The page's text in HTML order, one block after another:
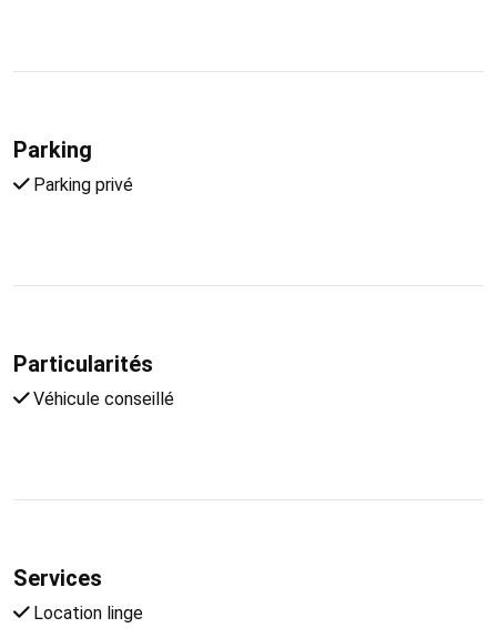
Parking
Parking privé
Particularités
Véhicule conseillé
Services
Location linge